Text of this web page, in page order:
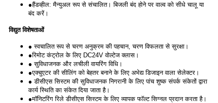
●हैंडव्हील: मैन्युअल रूप से संचालित। बिजली बंद होने पर वाल्व को सीधे चालू या
बंद करें।
विद्युत विशेषताओं
● स्वचालित रूप से चरण अनुक्रम की पहचान, चरण विफलता से सुरक्षा।
●रिमोट कंट्रोल के लिए DC24V वोल्टेज क्लास।
● सुविधाजनक और लचीली वायरिंग विधि।
●एक्चुएटर की सीलिंग को बेहतर बनाने के लिए अभेद्य डिजाइन वाला सेलेक्टर।
● डीसीएस सिस्टम की सुविधाजनक निगरानी के लिए पांच शुष्क संपर्क संकेतों द्वारा
कार्य स्थिति का संकेत दिया जाता है।
●मॉनिटरिंग रिले डीसीएस सिस्टम के लिए व्यापक फॉल्ट सिग्नल प्रदान करता है।